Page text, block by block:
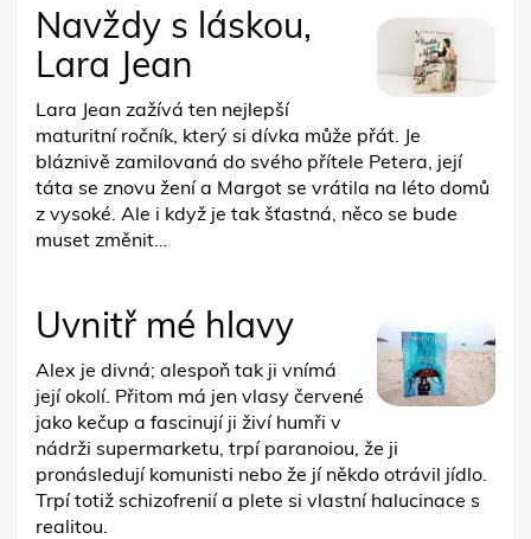
Navždy s láskou,
Lara Jean
Lara Jean zažívá ten nejlepší
maturitní ročník, který si dívka může přát. Je
bláznivě zamilovaná do svého přítele Petera, její
táta se znovu žení a Margot se vrátila na léto domů
z vysoké. Ale i když je tak šťastná, něco se bude
muset změnit…
Uvnitř mé hlavy
Alex je divná; alespoň tak ji vnímá
její okolí. Přitom má jen vlasy červené
jako kečup a fascinují ji živí humři v
nádrži supermarketu, trpí paranoiou, že ji
pronásledují komunisti nebo že jí někdo otrávil jídlo.
Trpí totiž schizofrenií a plete si vlastní halucinace s
realitou.